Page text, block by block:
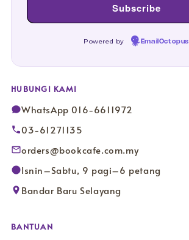
Powered by EmailOctopus
HUBUNGI KAMI
WhatsApp 016-6611972
03-61271135
orders@bookcafe.com.my
Isnin–Sabtu, 9 pagi–6 petang
Bandar Baru Selayang
BANTUAN